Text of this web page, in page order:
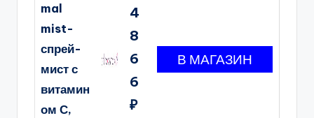
mal
mist-
спрей-
мист с
витамин
ом С,
4
8
6
6
₽